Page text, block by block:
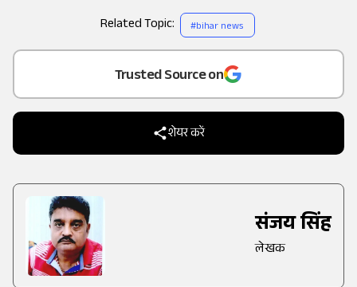
as a
Trusted Source on
शेयर करें
संजय सिंह
लेखक
Related Topic: #bihar news